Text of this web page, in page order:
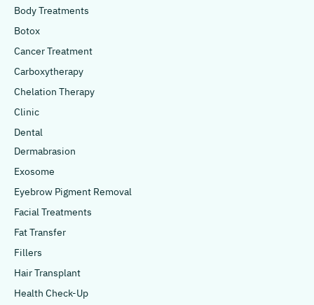
Body Treatments
Botox
Cancer Treatment
Carboxytherapy
Chelation Therapy
Clinic
Dental
Dermabrasion
Exosome
Eyebrow Pigment Removal
Facial Treatments
Fat Transfer
Fillers
Hair Transplant
Health Check-Up